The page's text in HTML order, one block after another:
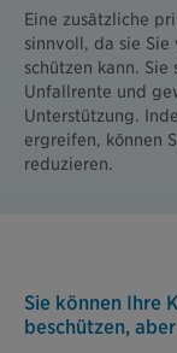
Eine zusätzliche
sinnvoll, da sie
schützen kann.
Unfallrente und
Unterstützung.
ergreifen, können
reduzieren.
Sie können Ihre
beschützen,